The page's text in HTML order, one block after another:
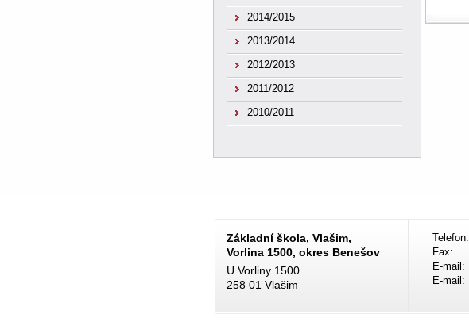
2014/2015
2013/2014
2012/2013
2011/2012
2010/2011
Základní škola, Vlašim,
Vorlina 1500, okres Benešov
U Vorliny 1500
258 01 Vlašim
Telefon:
Fax:
E-mail:
E-mail: